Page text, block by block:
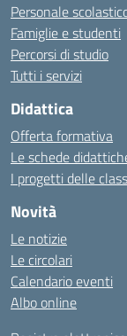
Personale
Famiglie e studenti
Percorsi di studio
Tutti i servizi
Didattica
Offerta formativa
Le schede
I progetti delle
Novità
Le notizie
Le circolari
Calendario eventi
Albo online